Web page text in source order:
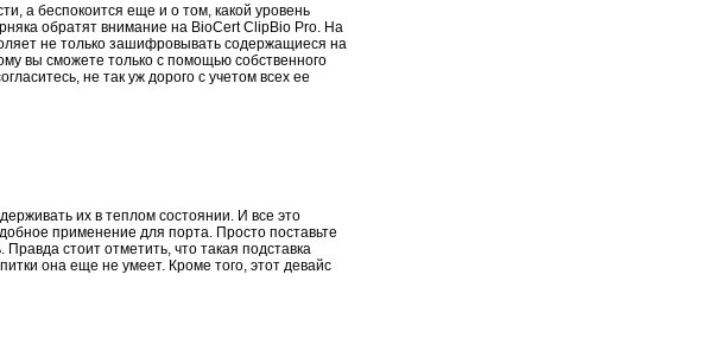
а беспокоится еще и о том, какой уровень
обратят внимание на BioCert ClipBio Pro. На
не только зашифровывать содержащиеся на
вы сможете только с помощью собственного
не так уж дорого с учетом всех ее
их в теплом состоянии. И все это
применение для порта. Просто поставьте
стоит отметить, что такая подставка
она еще не умеет. Кроме того, этот девайс